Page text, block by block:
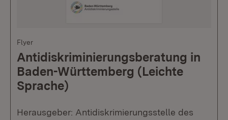
Flyer
Antidiskriminierungsberatung in
Baden-Württemberg (Leichte
Sprache)
Herausgeber: Antidiskrimierungsstelle des